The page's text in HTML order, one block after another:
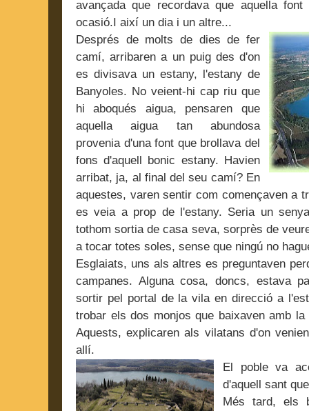
avançada que recordava que aquella
ocasió.I així un dia i un altre...
Després de molts de dies de fer
camí, arribaren a un puig des d'on
es divisava un estany, l'estany de
Banyoles. No veient-hi cap riu que
hi aboqués aigua, pensaren que
aquella aigua tan abundosa
provenia d'una font que brollava del
fons d'aquell bonic estany. Havien
arribat, ja, al final del seu camí? En
aquestes, varen sentir com començaven a
es veia a prop de l'estany. Seria un
tothom sortia de casa seva, sorprès de
a tocar totes soles, sense que ningú no
Esglaiats, uns als altres es preguntaven
campanes. Alguna cosa, doncs, estava
sortir pel portal de la vila en direcció a
trobar els dos monjos que baixaven amb
Aquests, explicaren als vilatans d'on
allí.
El poble va
d'aquell sant
Més tard, els